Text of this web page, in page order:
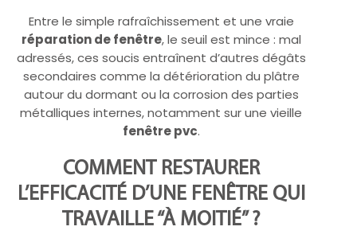
Entre le simple rafraîchissement et une vraie
réparation de fenêtre, le seuil est mince : mal
adressés, ces soucis entraînent d’autres dégâts
secondaires comme la détérioration du plâtre
autour du dormant ou la corrosion des parties
métalliques internes, notamment sur une vieille
fenêtre pvc.
COMMENT RESTAURER
L’EFFICACITÉ D’UNE FENÊTRE QUI
TRAVAILLE “À MOITIÉ” ?